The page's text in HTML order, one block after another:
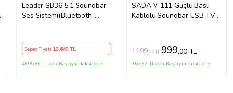
Leader SB36 5.1 Soundbar
Ses Sistemi(Bluetooth-
Sepet Fiyatı 13.640TL
4955,86 TL'den Başlayan Taksitlerle
SADA V-111 Güçlü Baslı
Kablolu Soundbar USB TV
1199,00 TL 999,00 TL
362,97 TL'den Başlayan Taksitlerle